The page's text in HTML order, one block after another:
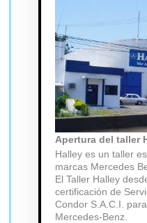
Apertura del taller
Halley es un taller
marcas Mercedes
El Taller Halley
certificación de
Condor S.A.C.I.
Mercedes-Benz.